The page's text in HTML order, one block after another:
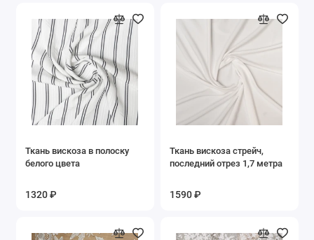
Ткань вискоза в полоску
белого цвета
1320 ₽
Ткань вискоза стрейч,
последний отрез 1,7 метра
1590 ₽